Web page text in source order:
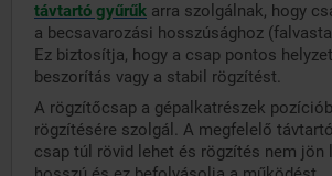
távtartó gyűrűk arra szolgálnak, hogy
a becsavarozási hosszúsághoz
Ez biztosítja, hogy a csap pontos
beszorítás vagy a stabil rögzítést.
A rögzítőcsap a gépalkatrészek
rögzítésére szolgál. A megfelelő
csap túl rövid lehet és rögzítés nem jön